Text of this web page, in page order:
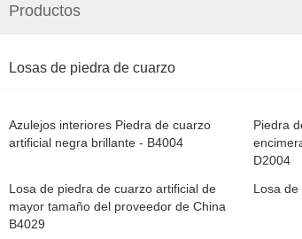
Productos
Losas de piedra de cuarzo
Azulejos interiores Piedra de cuarzo
artificial negra brillante - B4004
Piedra
D2004
Losa de piedra de cuarzo artificial de
mayor tamaño del proveedor de China
B4029
Losa